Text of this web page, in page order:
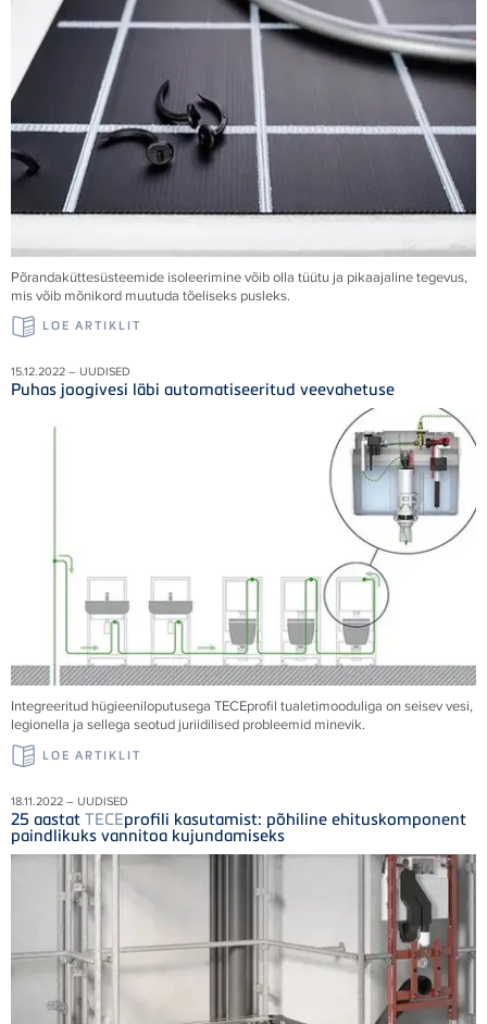
Põrandaküttesüsteemide isoleerimine võib olla tüütu ja pikaajaline tegevus,
mis võib mõnikord muutuda tõeliseks pusleks.
LOE ARTIKLIT
15.12.2022 – UUDISED
Puhas joogivesi läbi automatiseeritud veevahetuse
Integreeritud hügieeniloputusega TECEprofil tualetimooduliga on seisev vesi,
legionella ja sellega seotud juriidilised probleemid minevik.
LOE ARTIKLIT
18.11.2022 – UUDISED
25 aastat TECEprofili kasutamist: põhiline ehituskomponent
paindlikuks vannitoa kujundamiseks